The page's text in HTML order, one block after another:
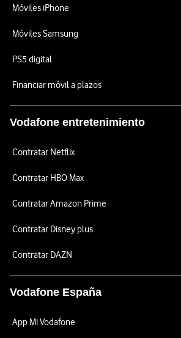
Móviles iPhone
Móviles Samsung
PS5 digital
Financiar móvil a plazos
Vodafone entretenimiento
Contratar Netflix
Contratar HBO Max
Contratar Amazon Prime
Contratar Disney plus
Contratar DAZN
Vodafone España
App Mi Vodafone